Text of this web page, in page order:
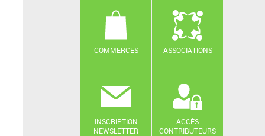
COMMERCES ASSOCIATIONS
INSCRIPTION
NEWSLETTER
ACCÈS
CONTRIBUTEURS